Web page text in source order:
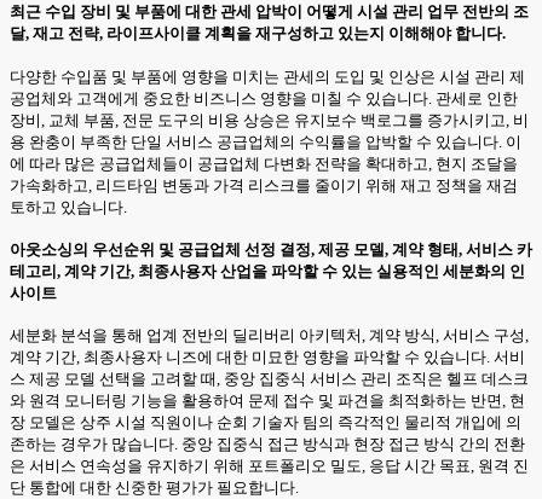
최근 수입 장비 및 부품에 대한 관세 압박이 어떻게 시설 관리 업무 전반의 조
달, 재고 전략, 라이프사이클 계획을 재구성하고 있는지 이해해야 합니다.
다양한 수입품 및 부품에 영향을 미치는 관세의 도입 및 인상은 시설 관리 제
공업체와 고객에게 중요한 비즈니스 영향을 미칠 수 있습니다. 관세로 인한
장비, 교체 부품, 전문 도구의 비용 상승은 유지보수 백로그를 증가시키고, 비
용 완충이 부족한 단일 서비스 공급업체의 수익률을 압박할 수 있습니다. 이
에 따라 많은 공급업체들이 공급업체 다변화 전략을 확대하고, 현지 조달을
가속화하고, 리드타임 변동과 가격 리스크를 줄이기 위해 재고 정책을 재검
토하고 있습니다.
아웃소싱의 우선순위 및 공급업체 선정 결정, 제공 모델, 계약 형태, 서비스 카
테고리, 계약 기간, 최종사용자 산업을 파악할 수 있는 실용적인 세분화의 인
사이트
세분화 분석을 통해 업계 전반의 딜리버리 아키텍처, 계약 방식, 서비스 구성,
계약 기간, 최종사용자 니즈에 대한 미묘한 영향을 파악할 수 있습니다. 서비
스 제공 모델 선택을 고려할 때, 중앙 집중식 서비스 관리 조직은 헬프 데스크
와 원격 모니터링 기능을 활용하여 문제 접수 및 파견을 최적화하는 반면, 현
장 모델은 상주 시설 직원이나 순회 기술자 팀의 즉각적인 물리적 개입에 의
존하는 경우가 많습니다. 중앙 집중식 접근 방식과 현장 접근 방식 간의 전환
은 서비스 연속성을 유지하기 위해 포트폴리오 밀도, 응답 시간 목표, 원격 진
단 통합에 대한 신중한 평가가 필요합니다.